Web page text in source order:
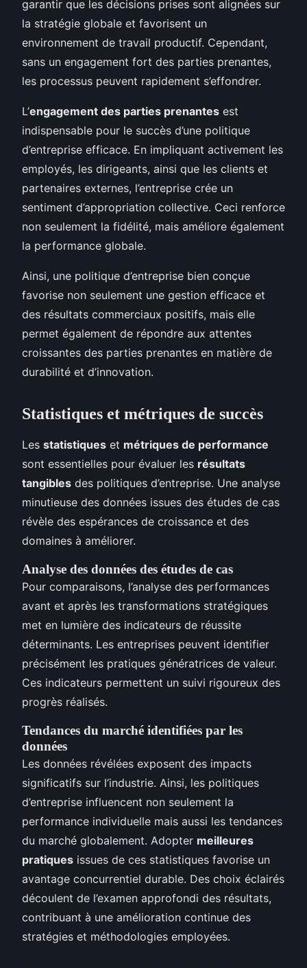
garantir que les décisions prises sont alignées sur
la stratégie globale et favorisent un
environnement de travail productif. Cependant,
sans un engagement fort des parties prenantes,
les processus peuvent rapidement s’effondrer.
L’engagement des parties prenantes est
indispensable pour le succès d’une politique
d’entreprise efficace. En impliquant activement les
employés, les dirigeants, ainsi que les clients et
partenaires externes, l’entreprise crée un
sentiment d’appropriation collective. Ceci renforce
non seulement la fidélité, mais améliore également
la performance globale.
Ainsi, une politique d’entreprise bien conçue
favorise non seulement une gestion efficace et
des résultats commerciaux positifs, mais elle
permet également de répondre aux attentes
croissantes des parties prenantes en matière de
durabilité et d’innovation.
Statistiques et métriques de succès
Les statistiques et métriques de performance
sont essentielles pour évaluer les résultats
tangibles des politiques d’entreprise. Une analyse
minutieuse des données issues des études de cas
révèle des espérances de croissance et des
domaines à améliorer.
Analyse des données des études de cas
Pour comparaisons, l’analyse des performances
avant et après les transformations stratégiques
met en lumière des indicateurs de réussite
déterminants. Les entreprises peuvent identifier
précisément les pratiques génératrices de valeur.
Ces indicateurs permettent un suivi rigoureux des
progrès réalisés.
Tendances du marché identifiées par les
données
Les données révélées exposent des impacts
significatifs sur l’industrie. Ainsi, les politiques
d’entreprise influencent non seulement la
performance individuelle mais aussi les tendances
du marché globalement. Adopter meilleures
pratiques issues de ces statistiques favorise un
avantage concurrentiel durable. Des choix éclairés
découlent de l’examen approfondi des résultats,
contribuant à une amélioration continue des
stratégies et méthodologies employées.